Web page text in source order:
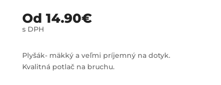
Od 14.90€
s DPH
Plyšák- mäkký a veľmi príjemný na dotyk.
Kvalitná potlač na bruchu.